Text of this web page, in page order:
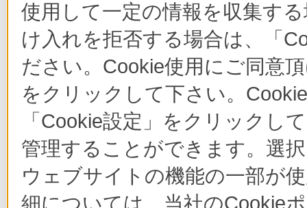
使用して一定の情報を収集す
け入れを拒否する場合は、「
ださい。Cookie使用にご同意
をクリックして下さい。
「Cookie設定」をクリックし
管理することができます。選
ウェブサイトの機能の一部が
細については、当社のCookie